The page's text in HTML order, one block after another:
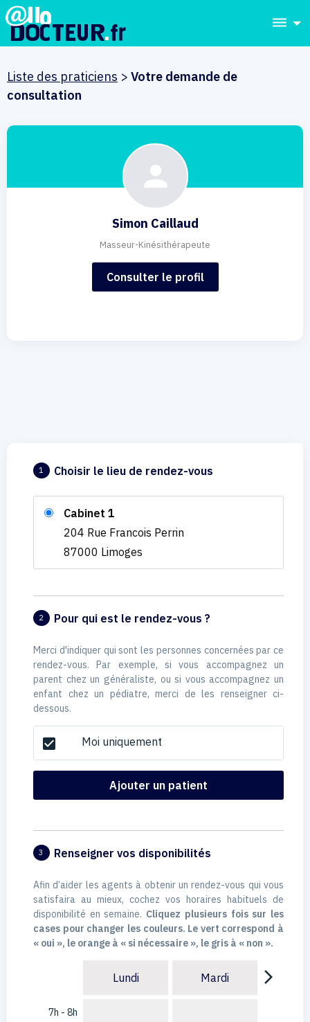
dehaze
Liste des praticiens > Votre demande de
consultation
Simon Caillaud
Masseur-Kinésithérapeute
Consulter le profil
1 Choisir le lieu de rendez-vous
Cabinet 1
204 Rue Francois Perrin
87000 Limoges
2 Pour qui est le rendez-vous ?
Merci d'indiquer qui sont les personnes concernées par ce
rendez-vous. Par exemple, si vous accompagnez un
parent chez un généraliste, ou si vous accompagnez un
enfant chez un pédiatre, merci de les renseigner ci-
dessous.
check_box Moi uniquement
Ajouter un patient
3 Renseigner vos disponibilités
Afin d’aider les agents à obtenir un rendez-vous qui vous
satisfaira au mieux, cochez vos horaires habituels de
disponibilité en semaine. Cliquez plusieurs fois sur les
cases pour changer les couleurs. Le vert correspond à
« oui », le orange à « si nécessaire », le gris à « non ».
7h - 8h
Lundi Mardi arrow_forward_ios